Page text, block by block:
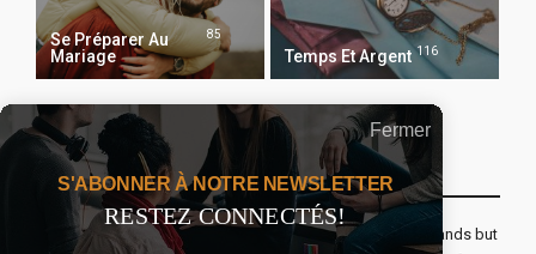
Se Préparer Au
Mariage
85
Temps Et Argent 116
Recevoir Notre Newsletter Chaque Matin
The real voyage of discovery consists not in seeking new lands but
Fermer
S'ABONNER À NOTRE NEWSLETTER
RESTEZ CONNECTÉS!